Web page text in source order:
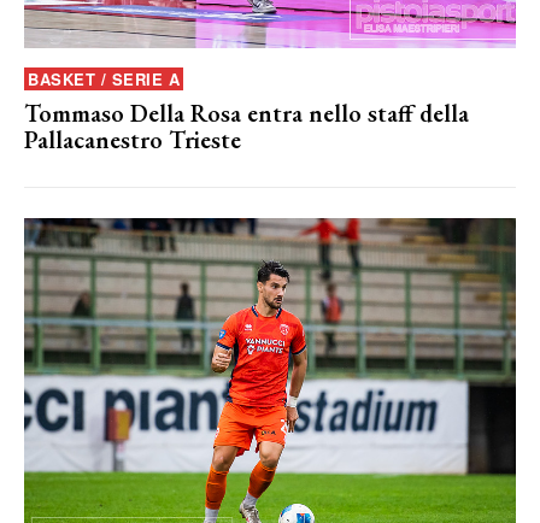
BASKET / SERIE A
Tommaso Della Rosa entra nello staff della
Pallacanestro Trieste